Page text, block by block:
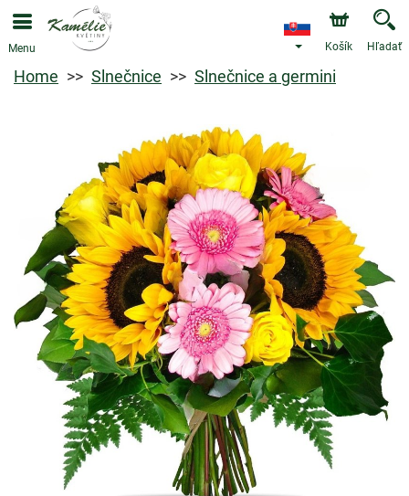
Menu Košík Hľadať
Home Slnečnice Slnečnice a germini